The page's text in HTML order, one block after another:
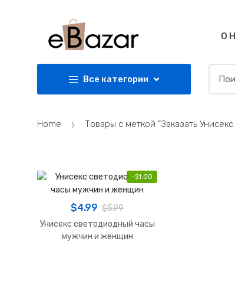
О
Все категории
for:
Home Товары с меткой “Заказать
-$1.00
$4.99 $5.99
Унисекс светодиодный часы
мужчин и женщин